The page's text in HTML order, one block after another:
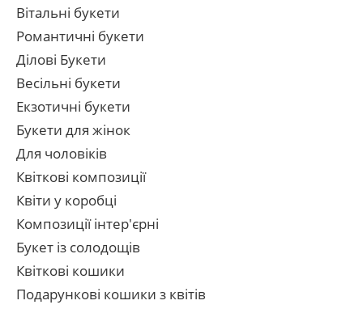
Вітальні букети
Романтичні букети
Ділові Букети
Весільні букети
Екзотичні букети
Букети для жінок
Для чоловіків
Квіткові композиції
Квіти у коробці
Композиції інтер'єрні
Букет із солодощів
Квіткові кошики
Подарункові кошики з квітів